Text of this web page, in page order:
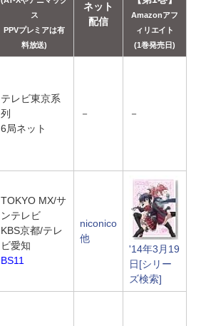
ス
PPVプレミアは有
料放送)
ネット
配信
Amazonアフ
ィリエイト
(1巻発売日)
テレビ東京系
列
6局ネット
－ －
TOKYO MX/サ
ンテレビ
KBS京都/テレ
ビ愛知
BS11
niconico
他
'14年3月19
日[シリー
ズ検索]